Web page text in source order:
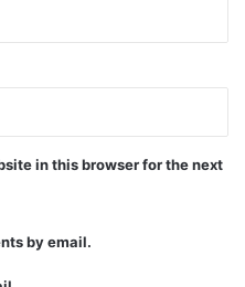
in this browser for the next
by email.